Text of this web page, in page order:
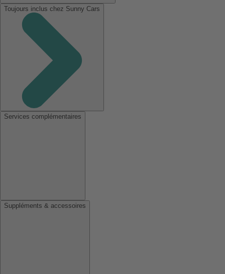
Toujours inclus chez Sunny Cars
Services complémentaires
Suppléments & accessoires